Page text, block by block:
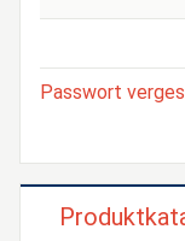
Passwort